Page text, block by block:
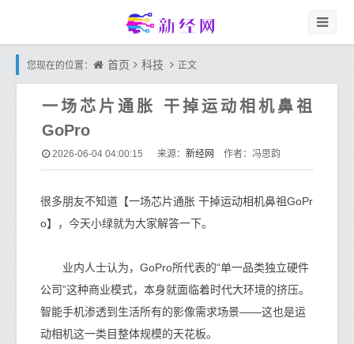
您现在的位置： 首页 科技 正文
一场芯片通胀 干掉运动相机鼻祖
GoPro
2026-06-04 04:00:15 来源： 新经网 作者：冯思韵
很多朋友不知道【一场芯片通胀 干掉运动相机鼻祖GoPr
o】，今天小绿就为大家解答一下。
业内人士认为，GoPro所代表的“单一品类独立硬件
公司”这种商业模式，本身就面临着时代大环境的挤压。
智能手机渗透到生活所有的影像需求场景——这也是运
动相机这一类目整体规模的天花板。